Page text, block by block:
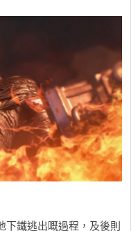
下鐵逃出嘅過程，及後則